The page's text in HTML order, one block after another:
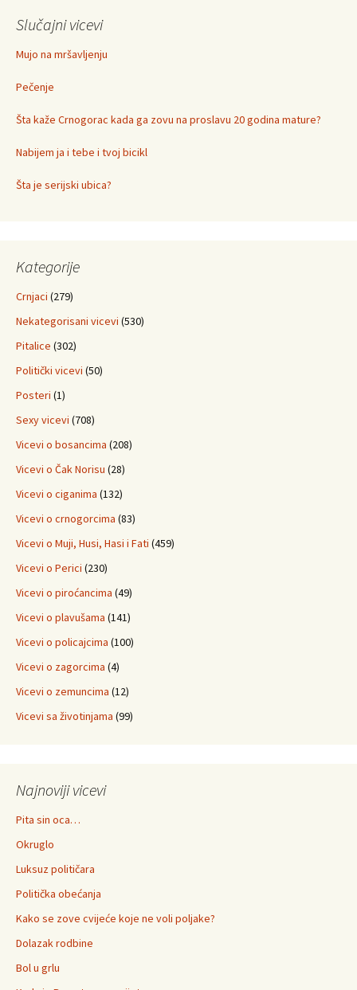
Slučajni vicevi
Mujo na mršavljenju
Pečenje
Šta kaže Crnogorac kada ga zovu na proslavu 20 godina mature?
Nabijem ja i tebe i tvoj bicikl
Šta je serijski ubica?
Kategorije
Crnjaci (279)
Nekategorisani vicevi (530)
Pitalice (302)
Politički vicevi (50)
Posteri (1)
Sexy vicevi (708)
Vicevi o bosancima (208)
Vicevi o Čak Norisu (28)
Vicevi o ciganima (132)
Vicevi o crnogorcima (83)
Vicevi o Muji, Husi, Hasi i Fati (459)
Vicevi o Perici (230)
Vicevi o piroćancima (49)
Vicevi o plavušama (141)
Vicevi o policajcima (100)
Vicevi o zagorcima (4)
Vicevi o zemuncima (12)
Vicevi sa životinjama (99)
Najnoviji vicevi
Pita sin oca…
Okruglo
Luksuz političara
Politička obećanja
Kako se zove cvijeće koje ne voli poljake?
Dolazak rodbine
Bol u grlu